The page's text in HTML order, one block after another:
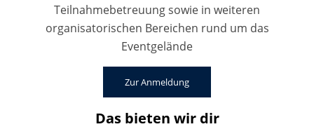
Teilnahmebetreuung sowie in weiteren
organisatorischen Bereichen rund um das
Eventgelände
Zur Anmeldung
Das bieten wir dir